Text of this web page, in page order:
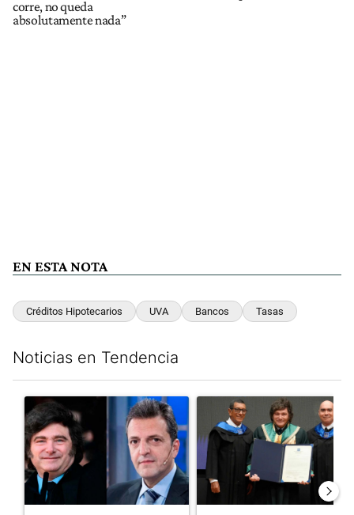
corre, no queda
absolutamente nada”
EN ESTA NOTA
Créditos Hipotecarios UVA Bancos Tasas
Noticias en Tendencia
Un artículo de tendencia con el título "Los gobernadores
Un artículo de tendencia